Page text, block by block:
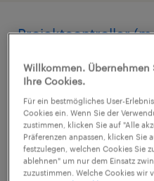
Projektcontroller
Meißen, Sachsen
Festanstellung
€55.000 - €65.000
Finanz- und
6. August 2026
Willkommen.
Ihre Cookies.
Für ein bestmögliches User-
Cookies ein. Wenn Sie der
zustimmen, klicken Sie auf "Alle
Präferenzen anpassen, klicken Sie
festzulegen, welchen Cookies Sie
ablehnen" um nur dem Einsatz
zuzustimmen. Welche Cookies wir